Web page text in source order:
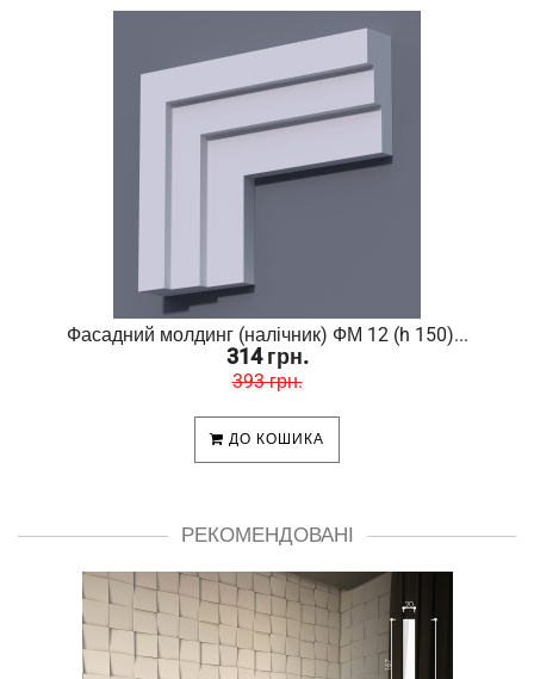
Фасадний молдинг (налічник) ФМ 12 (h 150)...
314 грн.
393 грн.
ДО КОШИКА
РЕКОМЕНДОВАНІ